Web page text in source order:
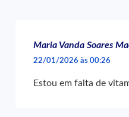
Maria Vanda Soares
22/01/2026 às 00:26
Estou em falta de